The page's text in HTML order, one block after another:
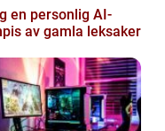
en personlig AI-
av gamla leksaker